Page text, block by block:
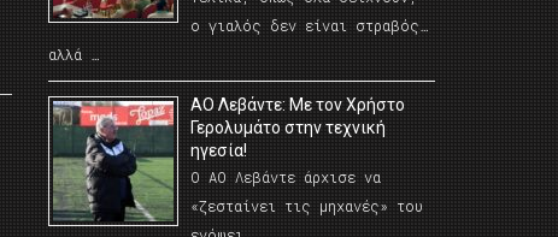
ο γιαλός δεν είναι στραβός…
αλλά …
ΑΟ Λεβάντε: Με τον Χρήστο
Γερολυμάτο στην τεχνική
ηγεσία!
Ο ΑΟ Λεβάντε άρχισε να
«ζεσταίνει τις μηχανές» του